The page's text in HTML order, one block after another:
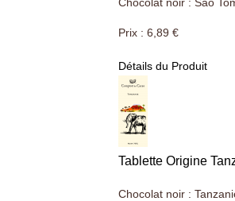
Prix : 6,89 €
Détails du Produit
Tablette Origine
Chocolat noir :